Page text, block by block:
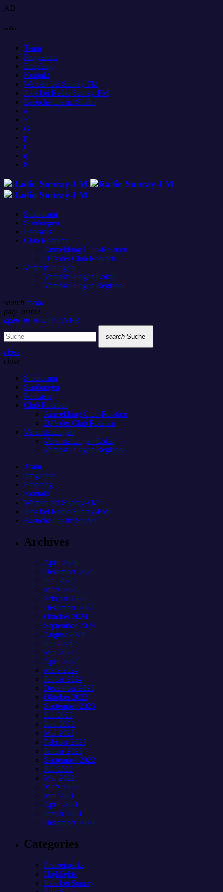
AD
radio
Team
Programm
Empfang
Kontakt
Werben bei Sunray-FM
Jobs bei Radio Sunray-FM
Besuche uns im Studio
Studiocam
Sendungen
Podcasts
Club Rotation
Anmeldung Club-Rotation
DJ’s der Club Rotation
Veranstaltungen
Veranstaltungen Lokal
Veranstaltungen Regional
search menu
play_arrow
open_in_new PLAYER
search Suche
close
close
Studiocam
Sendungen
Podcasts
Club Rotation
Anmeldung Club-Rotation
DJ’s der Club Rotation
Veranstaltungen
Veranstaltungen Lokal
Veranstaltungen Regional
Team
Programm
Empfang
Kontakt
Werben bei Sunray-FM
Jobs bei Radio Sunray-FM
Besuche uns im Studio
Archives
April 2026
Dezember 2025
Juni 2025
März 2025
Februar 2025
Dezember 2024
Oktober 2024
September 2024
August 2024
Juli 2024
Mai 2024
April 2024
März 2024
Januar 2024
Dezember 2023
Oktober 2023
September 2023
Juli 2023
Juni 2023
Mai 2023
Februar 2023
Januar 2023
September 2022
Juli 2022
Mai 2022
März 2022
Mai 2021
April 2021
Januar 2021
Dezember 2020
Categories
Freizeitparks
Highlights
Jobs bei Sunray